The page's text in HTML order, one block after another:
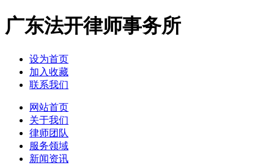
广东法开律师事务所
设为首页
加入收藏
联系我们
网站首页
关于我们
律师团队
服务领域
新闻资讯